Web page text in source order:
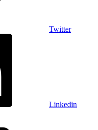
Twitter
Linkedin